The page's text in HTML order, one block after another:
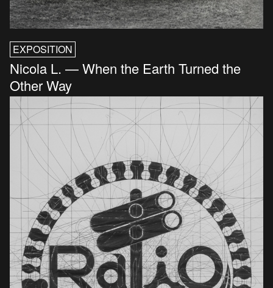
EXPOSITION
Nicola L. — When the Earth Turned the
Other Way